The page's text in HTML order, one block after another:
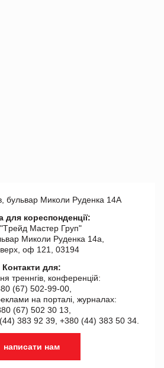
бульвар Миколи Руденка 14А
для кореспонденції:
Мастер Груп"
Миколи Руденка 14а,
оф 121, 03194
Контакти для:
треннгів, конференцій:
(67) 502-99-00,
на порталі, журналах:
(67) 502 30 13,
383 92 39, +380 (44) 383 50 34.
написати нам